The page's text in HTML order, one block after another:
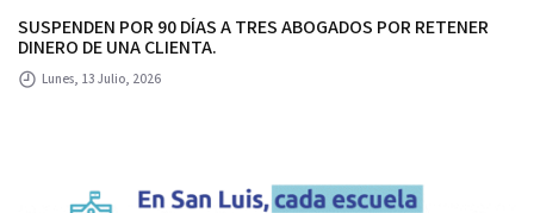
SUSPENDEN POR 90 DÍAS A TRES ABOGADOS POR RETENER
DINERO DE UNA CLIENTA.
Lunes, 13 Julio, 2026